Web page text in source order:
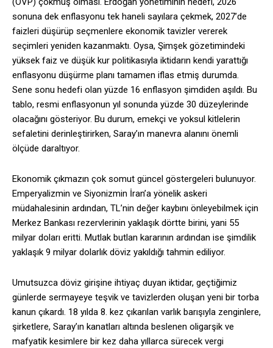
sonuna dek enflasyonu tek haneli sayılara çekmek, 2027’de
faizleri düşürüp seçmenlere ekonomik tavizler vererek
seçimleri yeniden kazanmaktı. Oysa, Şimşek gözetimindeki
yüksek faiz ve düşük kur politikasıyla iktidarın kendi yarattığı
enflasyonu düşürme planı tamamen iflas etmiş durumda.
Sene sonu hedefi olan yüzde 16 enflasyon şimdiden aşıldı. Bu
tablo, resmi enflasyonun yıl sonunda yüzde 30 düzeylerinde
olacağını gösteriyor. Bu durum, emekçi ve yoksul kitlelerin
sefaletini derinleştirirken, Saray’ın manevra alanını önemli
ölçüde daraltıyor.
Ekonomik çıkmazın çok somut güncel göstergeleri bulunuyor.
Emperyalizmin ve Siyonizmin İran’a yönelik askeri
müdahalesinin ardından, TL’nin değer kaybını önleyebilmek için
Merkez Bankası rezervlerinin yaklaşık dörtte birini, yani 55
milyar doları eritti. Mutlak butlan kararının ardından ise şimdilik
yaklaşık 9 milyar dolarlık döviz yakıldığı tahmin ediliyor.
Umutsuzca döviz girişine ihtiyaç duyan iktidar, geçtiğimiz
günlerde sermayeye teşvik ve tavizlerden oluşan yeni bir torba
kanun çıkardı. 18 yılda 8. kez çıkarılan varlık barışıyla zenginlere,
şirketlere, Saray’ın kanatları altında beslenen oligarşik ve
mafyatik kesimlere bir kez daha yıllarca sürecek vergi